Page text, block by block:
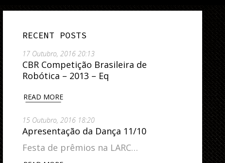
RECENT POSTS
17 Outubro, 2016 20:13
CBR Competição Brasileira de
Robótica – 2013 – Eq
READ MORE
15 Outubro, 2016 18:20
Apresentação da Dança 11/10
Festa de prêmios na LARC…